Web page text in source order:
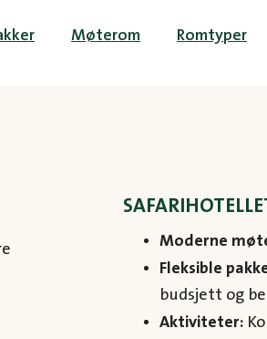
Møterom Romtyper
Moderne
Fleksible
budsjett og
Aktiviteter: